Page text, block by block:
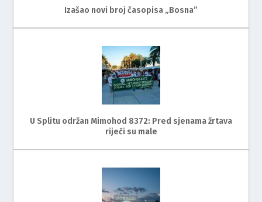
Izašao novi broj časopisa „Bosna”
U Splitu održan Mimohod 8372: Pred sjenama žrtava
riječi su male